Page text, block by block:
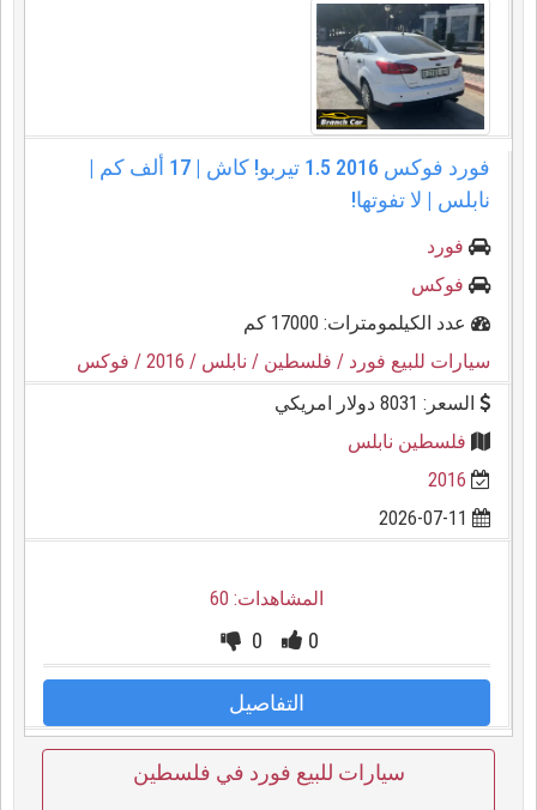
فورد فوكس 2016 1.5 تيربو! كاش | 17 ألف كم |
نابلس | لا تفوتها!
فورد
فوكس
عدد الكيلمومترات: 17000 كم
سيارات للبيع فورد / فلسطين / نابلس / 2016
/ فوكس
السعر: 8031 دولار امريكي
فلسطين نابلس
2016
المشاهدات: 60
0
0
التفاصيل
سيارات للبيع فورد في فلسطين